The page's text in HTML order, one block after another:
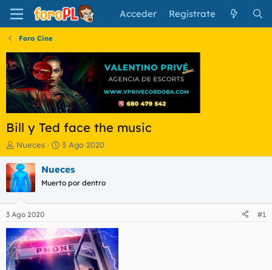
Acceder Regístrate
Foro Cine
Bill y Ted face the music
I
n
i
c
i
a
o
r
d
e
l
Nueces
F
e
c
a
i
n
i
c
3 Ago 2020
Nueces
Muerto por dentro
3 Ago 2020 #1